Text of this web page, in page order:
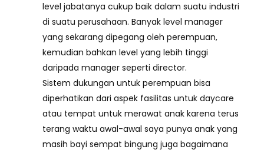
level jabatanya cukup baik dalam suatu industri
di suatu perusahaan. Banyak level manager
yang sekarang dipegang oleh perempuan,
kemudian bahkan level yang lebih tinggi
daripada manager seperti director.
Sistem dukungan untuk perempuan bisa
diperhatikan dari aspek fasilitas untuk daycare
atau tempat untuk merawat anak karena terus
terang waktu awal-awal saya punya anak yang
masih bayi sempat bingung juga bagaimana